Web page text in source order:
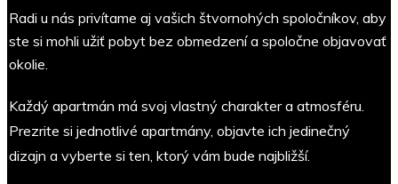
Radi u nás privítame aj vašich štvornohých spoločníkov, aby
ste si mohli užiť pobyt bez obmedzení a spoločne objavovať
okolie.
Každý apartmán má svoj vlastný charakter a atmosféru.
Prezrite si jednotlivé apartmány, objavte ich jedinečný
dizajn a vyberte si ten, ktorý vám bude najbližší.